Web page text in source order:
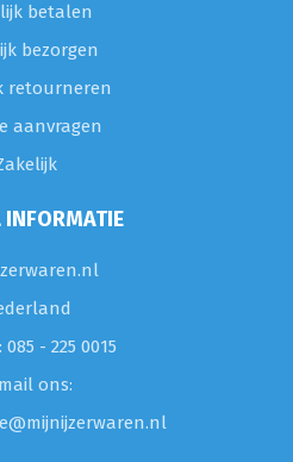
betalen
bezorgen
retourneren
aanvragen
INFORMATIE
- 225 0015
ons: